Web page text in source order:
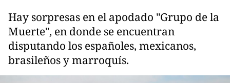
Hay sorpresas en el apodado "Grupo de la
Muerte", en donde se encuentran
disputando los españoles, mexicanos,
brasileños y marroquís.